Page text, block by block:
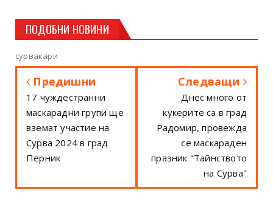
ПОДОБНИ НОВИНИ
сурвакари
Предишни
17 чуждестранни
маскарадни групи ще
вземат участие на
Сурва 2024 в град
Перник
Следващи
Днес много от
кукерите са в град
Радомир, провежда
се маскараден
празник "Тайнството
на Сурва"